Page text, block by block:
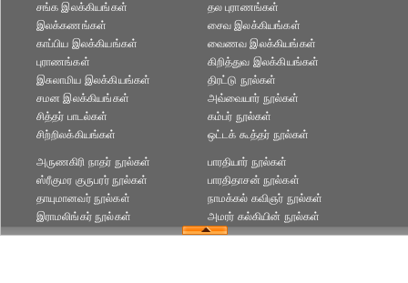
சங்க இலக்கியங்கள்
இலக்கணங்கள்
காப்பிய இலக்கியங்கள்
புராணங்கள்
தல புராணங்கள்
சைவ இலக்கியங்கள்
வைணவ இலக்கியங்கள்
கிறித்துவ இலக்கியங்கள்
இசுலாமிய இலக்கியங்கள்
சமன இலக்கியங்கள்
சித்தர் பாடல்கள்
சிற்றிலக்கியங்கள்
திரட்டு நூல்கள்
அவ்வையார் நூல்கள்
கம்பர் நூல்கள்
ஒட்டக் கூத்தர் நூல்கள்
அருணகிரி நாதர் நூல்கள்
ஸ்ரீகுமர குருபரர் நூல்கள்
தாயுமானவர் நூல்கள்
இராமலிங்கர் நூல்கள்
பாரதியார் நூல்கள்
பாரதிதாசன் நூல்கள்
நாமக்கல் கவிஞர் நூல்கள்
அமரர் கல்கியின் நூல்கள்